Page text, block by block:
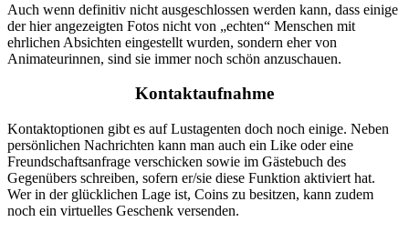
Auch wenn definitiv nicht ausgeschlossen werden kann, dass einige
der hier angezeigten Fotos nicht von „echten“ Menschen mit
ehrlichen Absichten eingestellt wurden, sondern eher von
Animateurinnen, sind sie immer noch schön anzuschauen.
Kontaktaufnahme
Kontaktoptionen gibt es auf Lustagenten doch noch einige. Neben
persönlichen Nachrichten kann man auch ein Like oder eine
Freundschaftsanfrage verschicken sowie im Gästebuch des
Gegenübers schreiben, sofern er/sie diese Funktion aktiviert hat.
Wer in der glücklichen Lage ist, Coins zu besitzen, kann zudem
noch ein virtuelles Geschenk versenden.